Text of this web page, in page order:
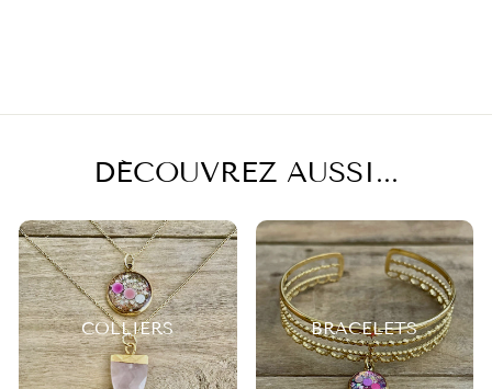
DÉCOUVREZ AUSSI...
COLLIERS BRACELETS